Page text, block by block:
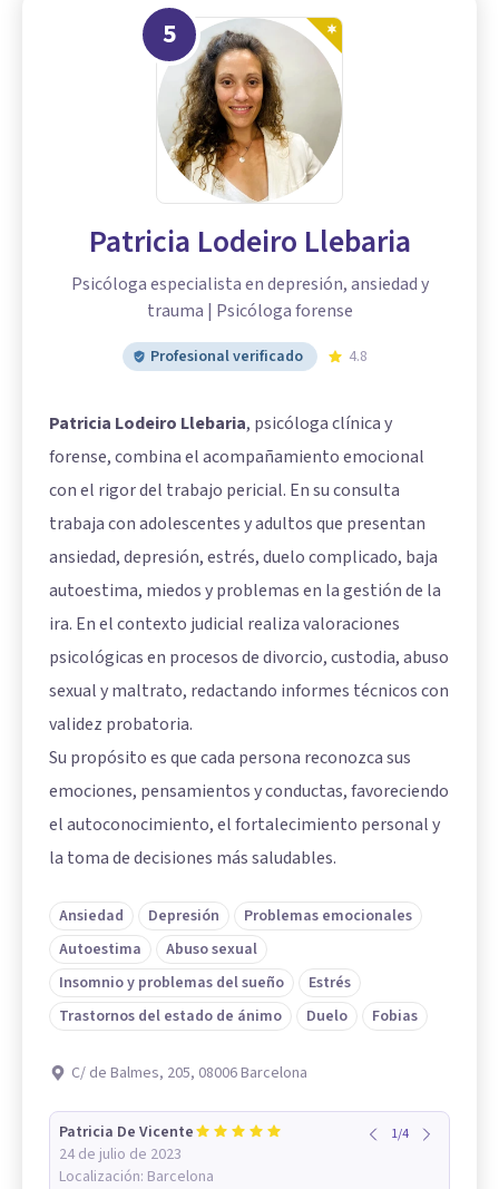
5
Patricia Lodeiro Llebaria
Psicóloga especialista en depresión, ansiedad y
trauma | Psicóloga forense
Profesional verificado 4.8
Patricia Lodeiro Llebaria, psicóloga clínica y
forense, combina el acompañamiento emocional
con el rigor del trabajo pericial. En su consulta
trabaja con adolescentes y adultos que presentan
ansiedad, depresión, estrés, duelo complicado, baja
autoestima, miedos y problemas en la gestión de la
ira. En el contexto judicial realiza valoraciones
psicológicas en procesos de divorcio, custodia, abuso
sexual y maltrato, redactando informes técnicos con
validez probatoria.
Su propósito es que cada persona reconozca sus
emociones, pensamientos y conductas, favoreciendo
el autoconocimiento, el fortalecimiento personal y
la toma de decisiones más saludables.
Ansiedad Depresión
Problemas emocionales
Autoestima
Abuso sexual
Insomnio y problemas del sueño
Estrés
Trastornos del estado de ánimo
Duelo Fobias
C/ de Balmes, 205, 08006 Barcelona
Patricia De Vicente
24 de julio de 2023
Localización: Barcelona
1/4